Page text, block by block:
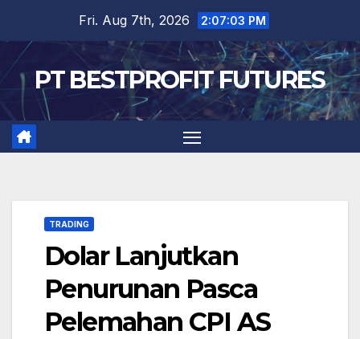
content
Fri. Aug 7th, 2026 2:07:04 PM
PT BESTPROFIT FUTURES
TRADING
Dolar Lanjutkan
Penurunan Pasca
Pelemahan CPI AS